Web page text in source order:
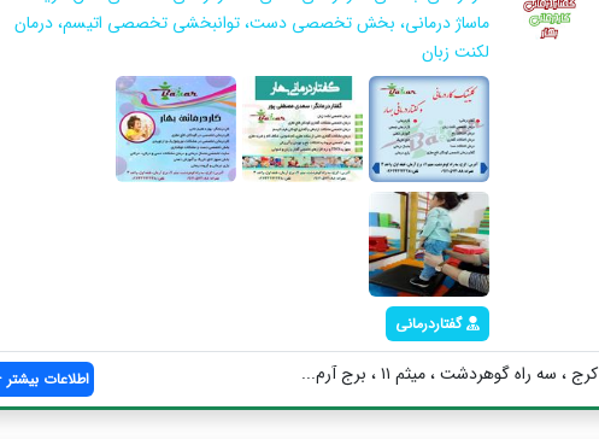
ماساژ درمانی، بخش تخصصی دست، توانبخشی تخصصی اتیسم، درمان
لکنت زبان
گفتاردرمانی
کرج ، سه راه گوهردشت ، میثم ۱۱ ، برج آرم... اطلاعات بیشتر